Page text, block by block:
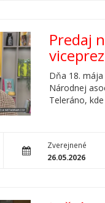
Predaj
Dňa 18.
Národnej
Teleráno,
Zverejnené
26.05.2026